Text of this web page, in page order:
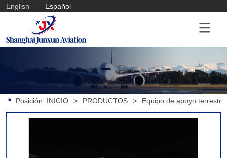
English Español
Posición: INICIO > PRODUCTOS > Equipo de apoyo terrestre